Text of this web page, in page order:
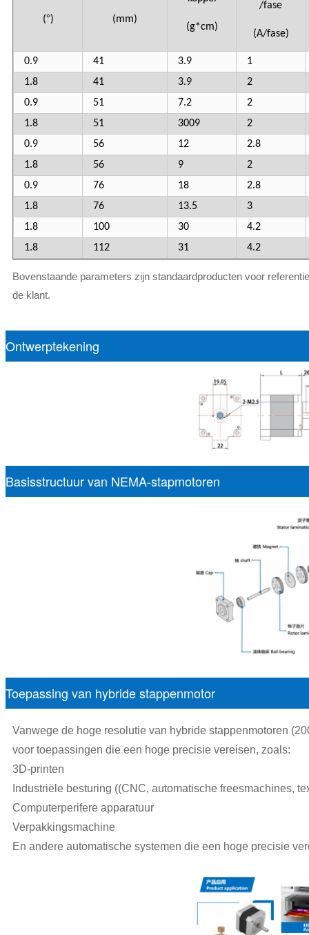
(°) (mm)
(g*cm)
/fase
(A/fase)
0.9 41 3.9
1
1.8
41 3.9
2
0.9
51 7.2
2
1.8
51 3009
2
0.9
56 12
2.8
1.8
56 9
2
0.9
76 18
2.8
1.8
76 13.5
3
1.8
100 30
4.2
1.8
112 31 4.2
Bovenstaande parameters zijn standaardproducten voor
de klant.
Ontwerptekening
Basisstructuur van NEMA-stapmotoren
Toepassing van hybride stappenmotor
Vanwege de hoge resolutie van hybride stappenmotoren
voor toepassingen die een hoge precisie vereisen, zoals:
3D-printen
Industriële besturing ((CNC, automatische freesmachines,
Computerperifere apparatuur
Verpakkingsmachine
En andere automatische systemen die een hoge precisie